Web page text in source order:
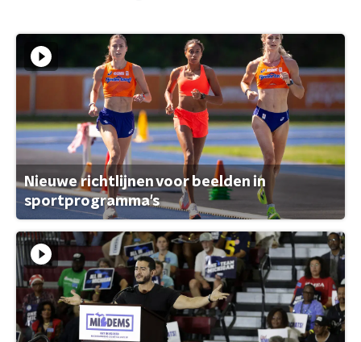
Nieuwe richtlijnen voor beelden in
sportprogramma's